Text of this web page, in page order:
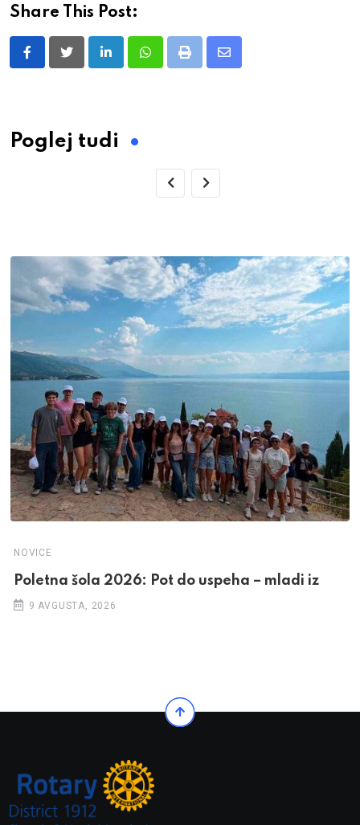
Share This Post:
LinkedInWhatsappPrint
Share
Poglej tudi
NOVICE
Poletna šola 2026: Pot do uspeha – mladi iz
9 AVGUSTA, 2026